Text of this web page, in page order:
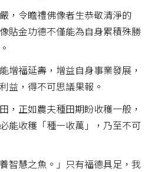
，令瞻禮佛像者生恭敬清淨的
貼金功德不僅能為自身累積殊勝
增福延壽，增益自身事業發展，
益，得不可思議果報。
，正如農夫種田期盼收穫一般，
能收穫「種一收萬」，乃至不可
智慧之魚。」只有福德具足，我